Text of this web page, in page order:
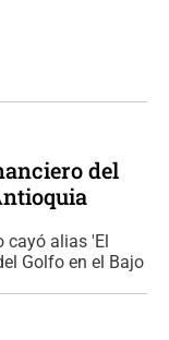
del
cayó alias 'El
Golfo en el Bajo